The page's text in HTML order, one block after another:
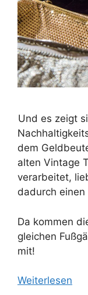
Und es zeigt
dem
alten Vintage
verarbeitet,
dadurch einen
Da kommen
gleichen
mit!
Weiterlesen